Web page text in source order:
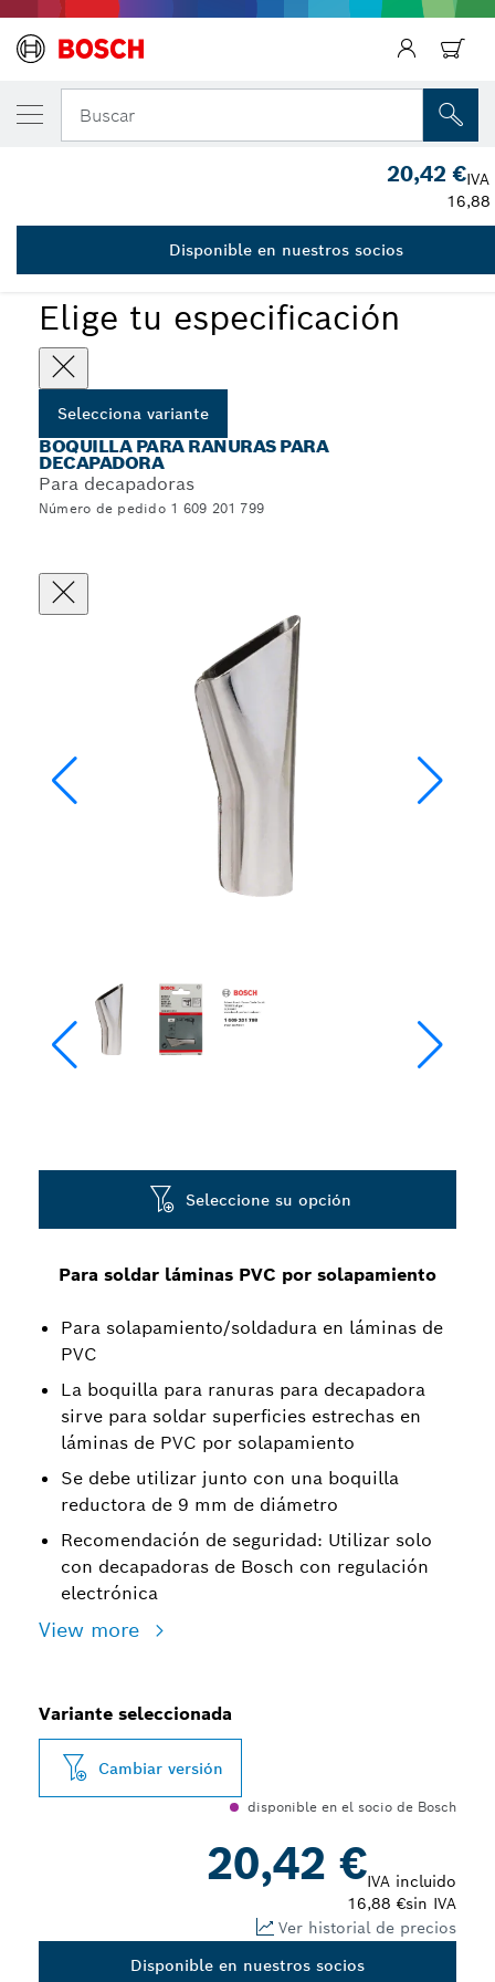
Buscar
Elige tu especificación
Selecciona variante
BOQUILLA PARA RANURAS PARA
DECAPADORA
Para decapadoras
Número de pedido 1 609 201 799
Para soldar láminas PVC por solapamiento
Para solapamiento/soldadura en láminas de
PVC
La boquilla para ranuras para decapadora
sirve para soldar superficies estrechas en
láminas de PVC por solapamiento
Se debe utilizar junto con una boquilla
reductora de 9 mm de diámetro
Recomendación de seguridad: Utilizar solo
con decapadoras de Bosch con regulación
electrónica
View more
Seleccione su opción
Variante seleccionada
Cambiar versión
disponible en el socio de Bosch
20,42 €IVA incluido
16,88 €sin IVA
Ver historial de precios
Disponible en nuestros socios
TU VARIANTE SELECCIONADA
Boquilla para ranuras
1 609 201 799
20,42 €
16,88
Disponible en nuestros socios